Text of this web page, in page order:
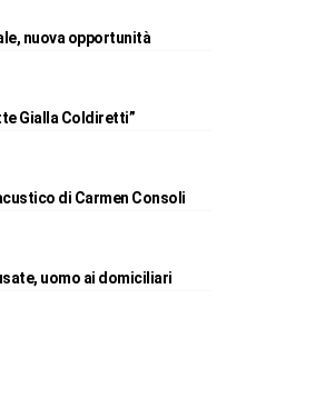
nuova opportunità
Gialla Coldiretti”
di Carmen Consoli
uomo ai domiciliari